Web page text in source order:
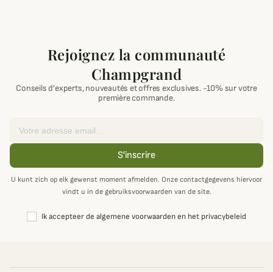
Rejoignez la communauté
Champgrand
Conseils d'experts, nouveautés et offres exclusives. -10% sur votre
première commande.
S'inscrire
U kunt zich op elk gewenst moment afmelden. Onze contactgegevens hiervoor
vindt u in de gebruiksvoorwaarden van de site.
Ik accepteer de algemene voorwaarden en het privacybeleid